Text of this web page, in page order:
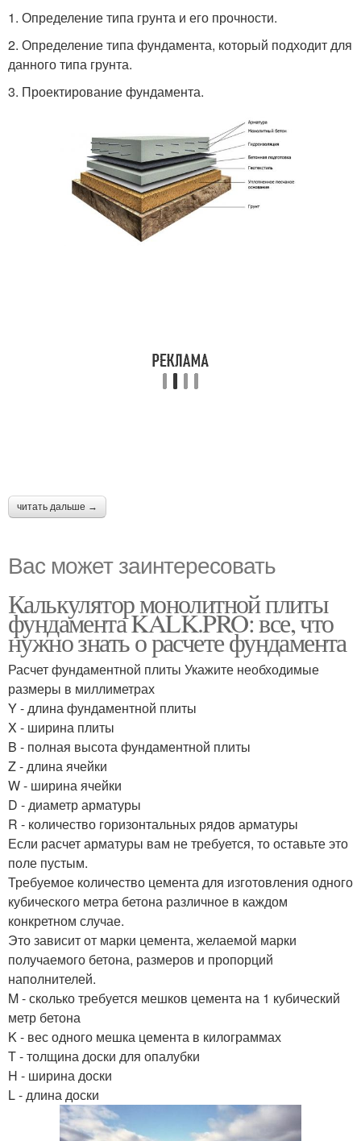
1. Определение типа грунта и его прочности.
2. Определение типа фундамента, который подходит для
данного типа грунта.
3. Проектирование фундамента.
читать дальше →
Вас может заинтересовать
Калькулятор монолитной плиты
фундамента KALK.PRO: все, что
нужно знать о расчете фундамента
Расчет фундаментной плиты Укажите необходимые
размеры в миллиметрах
Y - длина фундаментной плиты
X - ширина плиты
B - полная высота фундаментной плиты
Z - длина ячейки
W - ширина ячейки
D - диаметр арматуры
R - количество горизонтальных рядов арматуры
Если расчет арматуры вам не требуется, то оставьте это
поле пустым.
Требуемое количество цемента для изготовления одного
кубического метра бетона различное в каждом
конкретном случае.
Это зависит от марки цемента, желаемой марки
получаемого бетона, размеров и пропорций
наполнителей.
M - сколько требуется мешков цемента на 1 кубический
метр бетона
K - вес одного мешка цемента в килограммах
T - толщина доски для опалубки
H - ширина доски
L - длина доски